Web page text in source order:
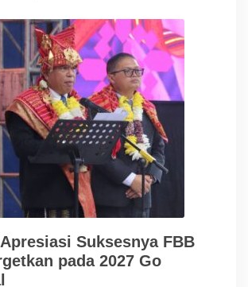
Suksesnya FBB
pada 2027 Go